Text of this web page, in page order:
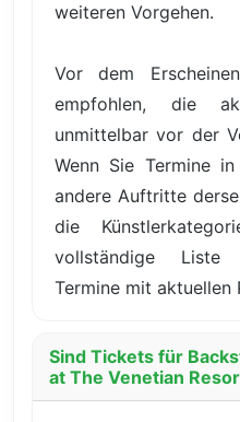
weiteren Vorgehen.
Vor dem
empfohlen, die
unmittelbar vor der
Wenn Sie Termine
andere Auftritte
die
vollständige Liste
Termine mit aktuellen
Sind Tickets für
at The Venetian